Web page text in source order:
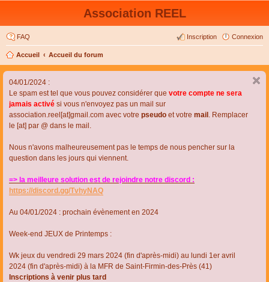
Association REEL
FAQ Connexion
Inscription
Accueil Accueil du forum
04/01/2024 :
Le spam est tel que vous pouvez considérer que votre compte ne sera
jamais activé si vous n'envoyez pas un mail sur
association.reel[at]gmail.com avec votre pseudo et votre mail . Remplacer
le [at] par @ dans le mail.
Nous n'avons malheureusement pas le temps de nous pencher sur la
question dans les jours qui viennent.
=> la meilleure solution est de rejoindre notre discord :
https://discord.gg/TvhyNAQ
Au 04/01/2024 : prochain évènement en 2024
Week-end JEUX de Printemps :
Wk jeux du vendredi 29 mars 2024 (fin d'après-midi) au lundi 1er avril
2024 (fin d'après-midi) à la MFR de Saint-Firmin-des-Près (41)
Inscriptions à venir plus tard